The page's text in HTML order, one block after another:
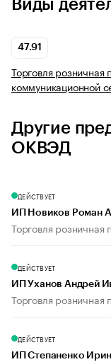
Виды
47.91
Торговля
коммуникационной
Другие
ОКВЭД
ДЕЙСТВУЕТ
ИП Новиков Роман
Торговля розничная
ДЕЙСТВУЕТ
ИП Уханов Андрей
Торговля розничная
ДЕЙСТВУЕТ
ИП Степаненко